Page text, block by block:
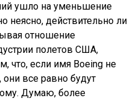
ушло на уменьшение
неясно, действительно ли
отношение
полетов США,
что, если имя Boeing не
они все равно будут
Думаю, более